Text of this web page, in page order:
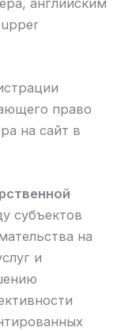
право
на сайт в
субъектов
на
и